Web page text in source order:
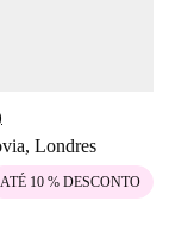
Londres
ATÉ 10 % DESCONTO